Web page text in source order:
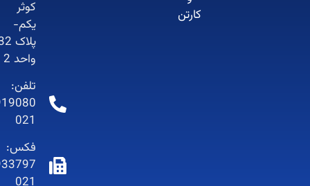
پلاک 32-
واحد 2
66919080-
فکس:
66933797-